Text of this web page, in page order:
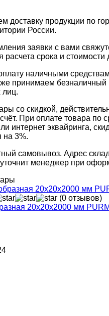
доставку продукции по
России.
заявки с вами
расчета срока и стоимости
наличными
же принимаем безналичный
лиц.
со скидкой,
При оплате товара по
интернет эквайринга,
на 3%.
самовывоз. Адрес
менеджер при
(0 отзывов)
20х20х2000 мм